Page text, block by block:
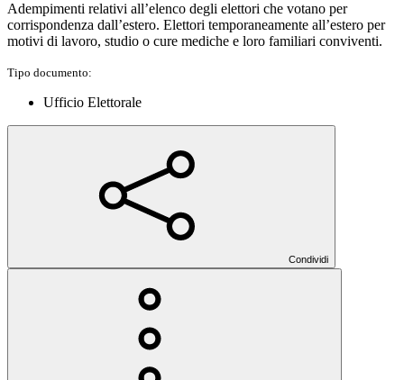
Adempimenti relativi all’elenco degli elettori che votano per
corrispondenza dall’estero. Elettori temporaneamente all’estero per
motivi di lavoro, studio o cure mediche e loro familiari conviventi.
Tipo documento:
Ufficio Elettorale
Condividi